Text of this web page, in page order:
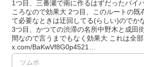
1つ目、三番瀬で南に作るはずだったバイ
ころなので効果大 2つ目、このルートの既
て必要なときは迂回してる(らしい)のでか
3つ目、かつての渋滞の名所中野木と成田
間なので言うまでもなく効果大 これは全
x.com/BaKwVf8G0p4521…
ツムポ